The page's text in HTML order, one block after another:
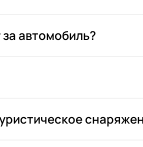
автомобиль?